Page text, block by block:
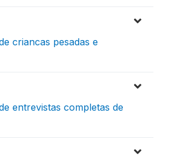
criancas pesadas e
entrevistas completas de